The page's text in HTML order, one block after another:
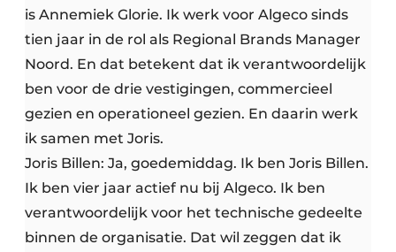
is Annemiek Glorie. Ik werk voor Algeco sinds
tien jaar in de rol als Regional Brands Manager
Noord. En dat betekent dat ik verantwoordelijk
ben voor de drie vestigingen, commercieel
gezien en operationeel gezien. En daarin werk
ik samen met Joris.
Joris Billen: Ja, goedemiddag. Ik ben Joris Billen.
Ik ben vier jaar actief nu bij Algeco. Ik ben
verantwoordelijk voor het technische gedeelte
binnen de organisatie. Dat wil zeggen dat ik